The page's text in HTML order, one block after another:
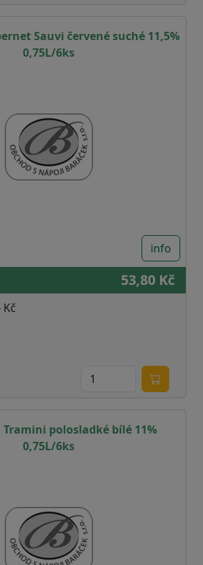
Sauvi červené suché 11,5%
0,75L/6ks
info
53,80 Kč
Kč
polosladké bílé 11%
0,75L/6ks